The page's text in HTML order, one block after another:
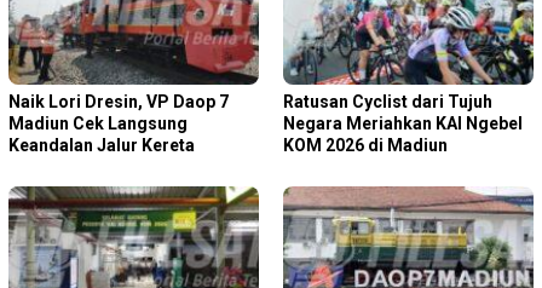
Naik Lori Dresin, VP Daop 7
Madiun Cek Langsung
Keandalan Jalur Kereta
Ratusan Cyclist dari Tujuh
Negara Meriahkan KAI Ngebel
KOM 2026 di Madiun